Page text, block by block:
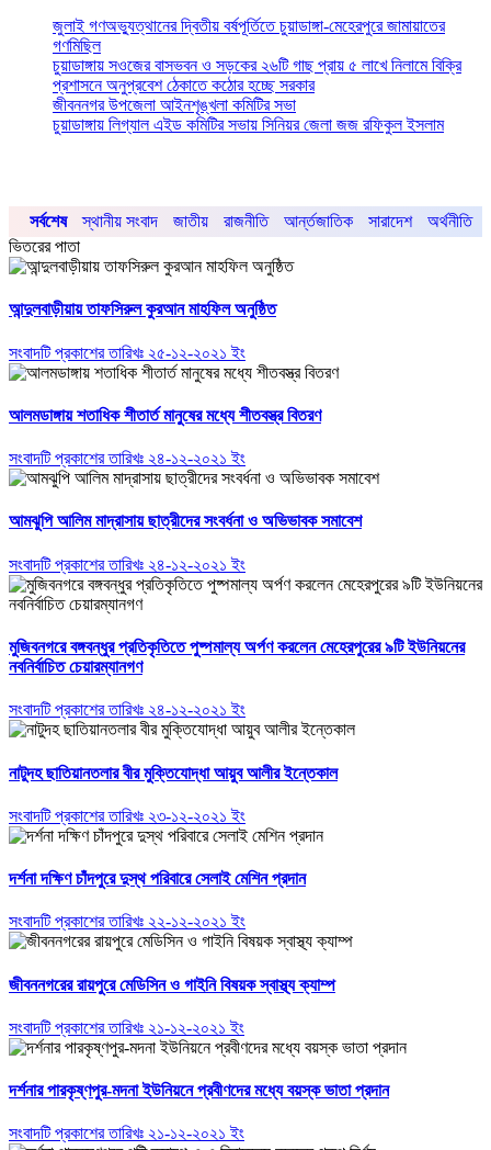
জুলাই গণঅভ্যুত্থানের দ্বিতীয় বর্ষপূর্তিতে চুয়াডাঙ্গা-মেহেরপুরে জামায়াতের
গণমিছিল
চুয়াডাঙ্গায় সওজের বাসভবন ও সড়কের ২৬টি গাছ প্রায় ৫ লাখে নিলামে বিক্রি
প্রশাসনে অনুপ্রবেশ ঠেকাতে কঠোর হচ্ছে সরকার
জীবননগর উপজেলা আইনশৃঙ্খলা কমিটির সভা
চুয়াডাঙ্গায় লিগ্যাল এইড কমিটির সভায় সিনিয়র জেলা জজ রফিকুল ইসলাম
সর্বশেষ স্থানীয় সংবাদ জাতীয় রাজনীতি আর্ন্তজাতিক সারাদেশ অর্থনীতি
ভিতরের পাতা
আন্দুলবাড়ীয়ায় তাফসিরুল কুরআন মাহফিল অনুষ্ঠিত
সংবাদটি প্রকাশের তারিখঃ ২৫-১২-২০২১ ইং
আলমডাঙ্গায় শতাধিক শীতার্ত মানুষের মধ্যে শীতবস্ত্র বিতরণ
সংবাদটি প্রকাশের তারিখঃ ২৪-১২-২০২১ ইং
আমঝুপি আলিম মাদ্রাসায় ছাত্রীদের সংবর্ধনা ও অভিভাবক সমাবেশ
সংবাদটি প্রকাশের তারিখঃ ২৪-১২-২০২১ ইং
মুজিবনগরে বঙ্গবন্ধুর প্রতিকৃতিতে পুষ্পমাল্য অর্পণ করলেন মেহেরপুরের ৯টি ইউনিয়নের
নবনির্বাচিত চেয়ারম্যানগণ
সংবাদটি প্রকাশের তারিখঃ ২৪-১২-২০২১ ইং
নাটুদহ ছাতিয়ানতলার বীর মুক্তিযোদ্ধা আয়ুব আলীর ইন্তেকাল
সংবাদটি প্রকাশের তারিখঃ ২৩-১২-২০২১ ইং
দর্শনা দক্ষিণ চাঁদপুরে দুস্থ পরিবারে সেলাই মেশিন প্রদান
সংবাদটি প্রকাশের তারিখঃ ২২-১২-২০২১ ইং
জীবননগরের রায়পুরে মেডিসিন ও গাইনি বিষয়ক স্বাস্থ্য ক্যাম্প
সংবাদটি প্রকাশের তারিখঃ ২১-১২-২০২১ ইং
দর্শনার পারকৃষ্ণপুর-মদনা ইউনিয়নে প্রবীণদের মধ্যে বয়স্ক ভাতা প্রদান
সংবাদটি প্রকাশের তারিখঃ ২১-১২-২০২১ ইং